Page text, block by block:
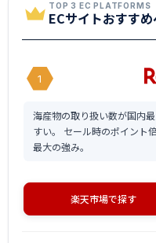
TOP 3 EC PLATFORMS
ECサイトおすす
1
海産物の取り扱い数が国内
すい。 セール時のポイント
最大の強み。
楽天市場で探す